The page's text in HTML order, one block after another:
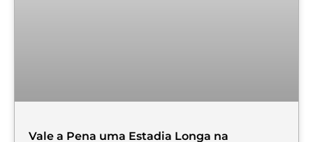
Vale a Pena uma Estadia Longa na